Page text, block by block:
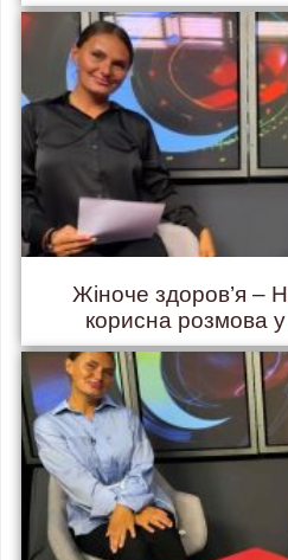
Жіноче здоров’я –
корисна розмова у